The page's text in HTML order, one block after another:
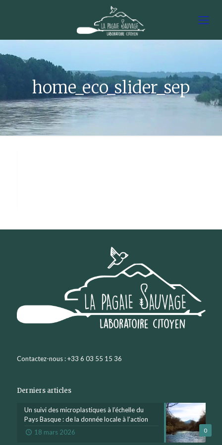
home_eco_slider_sep
Contactez-nous : +33 6 03 55 15 36
Derniers articles
0
Un suivi des microplastiques à l’échelle du
Pays Basque : de la donnée locale à l’action
18 mars 2026